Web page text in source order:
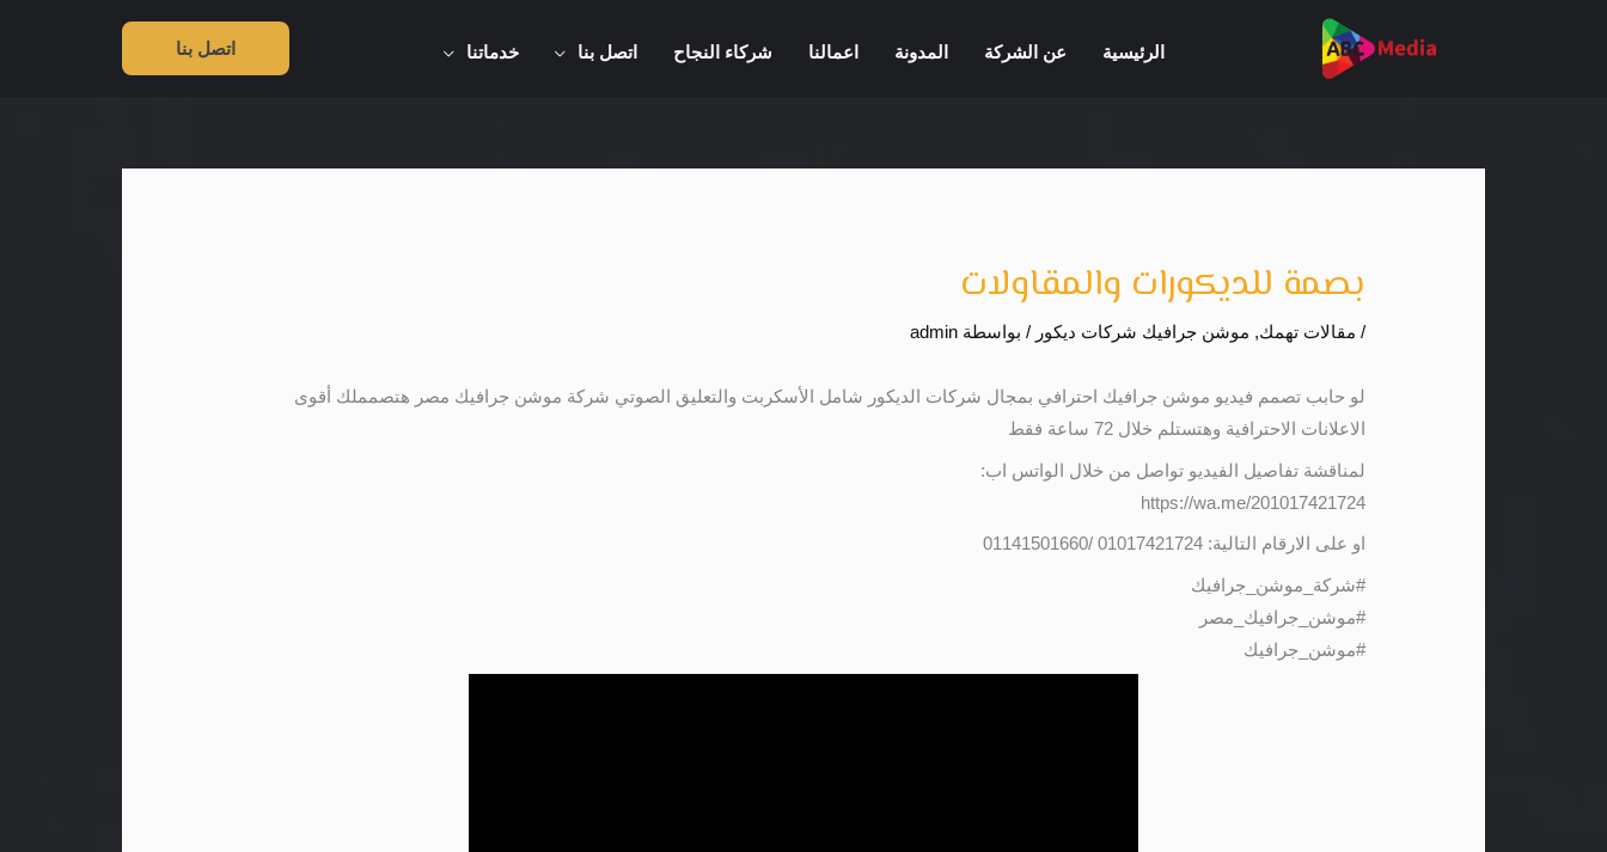
الرئيسية عن الشركة المدونة اعمالنا شركاء النجاح اتصل بنا خدماتنا اتصل بنا
بصمة للديكورات والمقاولات
/ مقالات تهمك, موشن جرافيك شركات ديكور / بواسطة admin
لو حابب تصمم فيديو موشن جرافيك احترافي بمجال شركات الديكور شامل الأسكربت والتعليق الصوتي شركة موشن جرافيك مصر هتصمملك أقوى
الاعلانات الاحترافية وهتستلم خلال 72 ساعة فقط
لمناقشة تفاصيل الفيديو تواصل من خلال الواتس اب:
https://wa.me/201017421724
او على الارقام التالية: 01017421724 /01141501660
#شركة_موشن_جرافيك
#موشن_جرافيك_مصر
#موشن_جرافيك